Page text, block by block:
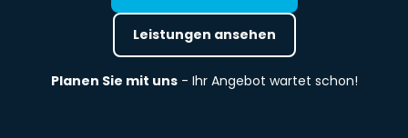
Leistungen ansehen
Planen Sie mit uns- Ihr Angebot wartet schon!